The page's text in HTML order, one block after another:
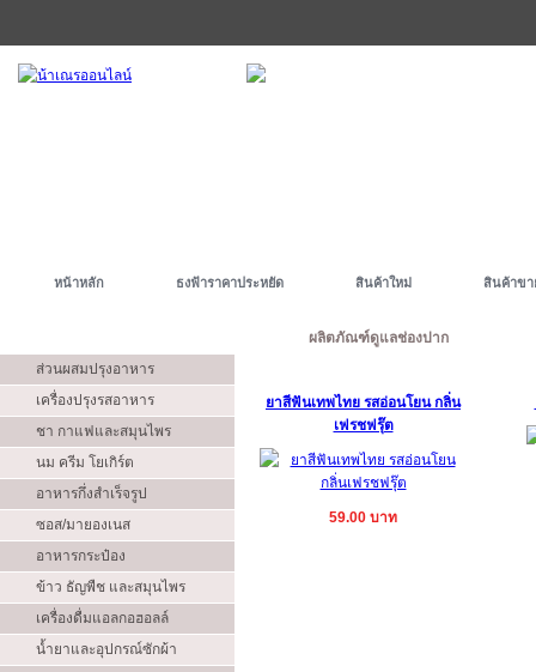
หน้าหลัก ธงฟ้าราคาประหยัด สินค้าใหม่ สินค้าขา
ส่วนผสมปรุงอาหาร
เครื่องปรุงรสอาหาร
ชา กาแฟและสมุนไพร
นม ครีม โยเกิร์ต
อาหารกึ่งสำเร็จรูป
ซอส/มายองเนส
อาหารกระป๋อง
ข้าว ธัญพืช และสมุนไพร
เครื่องดื่มแอลกอฮอลล์
น้ำยาและอุปกรณ์ซักผ้า
ผลิตภัณฑ์ดูแลช่องปาก
ยาสีฟันเทพไทย รสอ่อนโยน กลิ่น
เฟรชฟรุ๊ต
59.00 บาท